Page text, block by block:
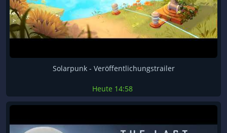
Solarpunk - Veröffentlichungstrailer
Heute 14:58